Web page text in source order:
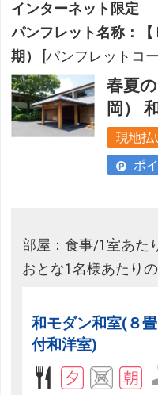
インターネット限定
パンフレット名称：
期）
[パンフレットコ
春夏
岡）
現地払
ポ
部屋：食事/1室あた
おとな1名様あたり
和モダン和室(８
付和洋室)